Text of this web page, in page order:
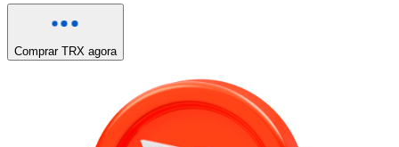
Comprar TRX agora